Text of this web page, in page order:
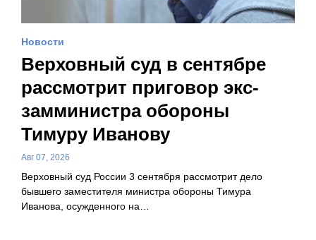
Новости
Верховный суд в сентябре
рассмотрит приговор экс-
замминистра обороны
Тимуру Иванову
Авг 07, 2026
Верховный суд России 3 сентября рассмотрит дело
бывшего заместителя министра обороны Тимура
Иванова, осужденного на…